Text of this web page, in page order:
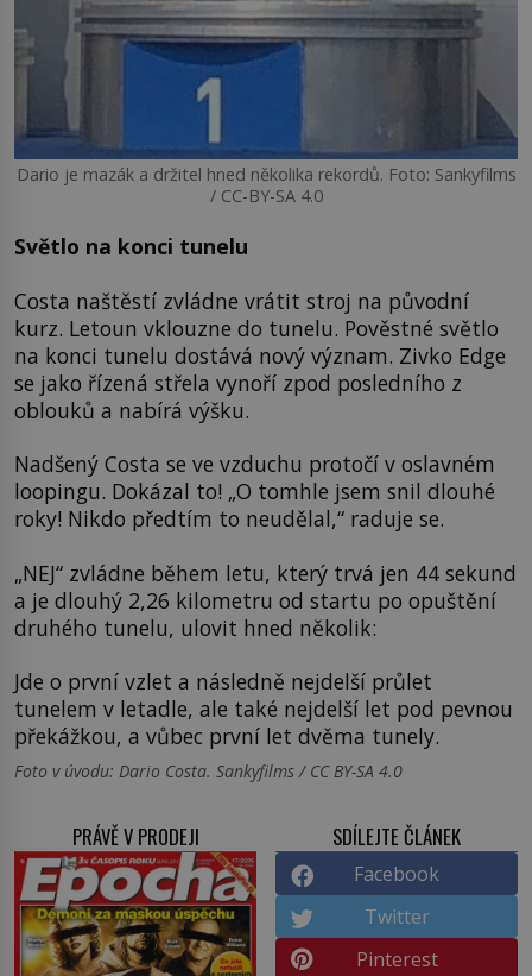
Dario je mazák a držitel hned několika rekordů. Foto: Sankyfilms
/ CC-BY-SA 4.0
Světlo na konci tunelu
Costa naštěstí zvládne vrátit stroj na původní
kurz. Letoun vklouzne do tunelu. Pověstné světlo
na konci tunelu dostává nový význam. Zivko Edge
se jako řízená střela vynoří zpod posledního z
oblouků a nabírá výšku.
Nadšený Costa se ve vzduchu protočí v oslavném
loopingu. Dokázal to! „O tomhle jsem snil dlouhé
roky! Nikdo předtím to neudělal,“ raduje se.
„NEJ“ zvládne během letu, který trvá jen 44 sekund
a je dlouhý 2,26 kilometru od startu po opuštění
druhého tunelu, ulovit hned několik:
Jde o první vzlet a následně nejdelší průlet
tunelem v letadle, ale také nejdelší let pod pevnou
překážkou, a vůbec první let dvěma tunely.
Foto v úvodu: Dario Costa. Sankyfilms / CC BY-SA 4.0
PRÁVĚ V PRODEJI SDÍLEJTE ČLÁNEK
Facebook
Twitter
Pinterest